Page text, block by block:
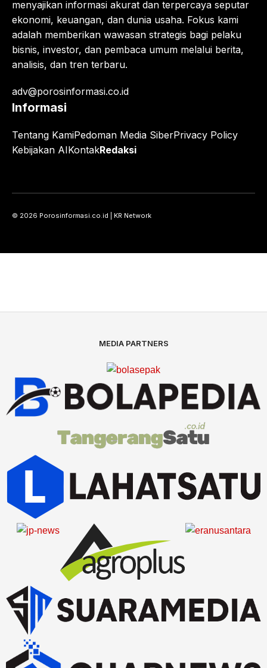
menyajikan informasi akurat dan terpercaya seputar
ekonomi, keuangan, dan dunia usaha. Fokus kami
adalah memberikan wawasan strategis bagi pelaku
bisnis, investor, dan pembaca umum melalui berita,
analisis, dan tren terbaru.
adv@porosinformasi.co.id
Informasi
Tentang KamiPedoman Media SiberPrivacy Policy
Kebijakan AIKontakRedaksi
© 2026 Porosinformasi.co.id | KR Network
MEDIA PARTNERS